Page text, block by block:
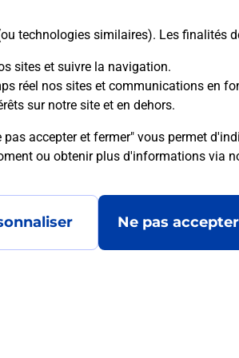
technologies similaires). Les finalités
sites et suivre la navigation.
réel nos sites et communications en
sur notre site et en dehors.
accepter et fermer" vous permet
ou obtenir plus d'informations via
Ne pas
votre boîte aux